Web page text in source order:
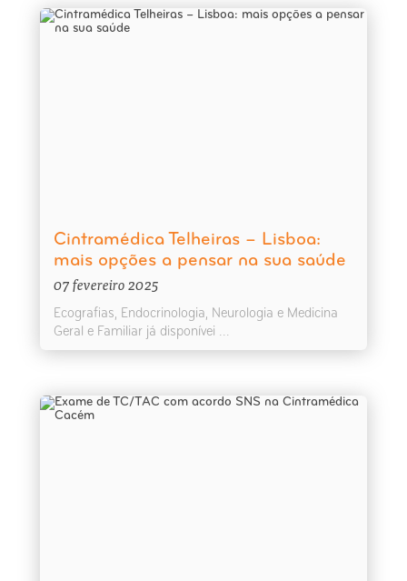
Cintramédica Telheiras – Lisboa:
mais opções a pensar na sua saúde
07 fevereiro 2025
Ecografias, Endocrinologia, Neurologia e Medicina
Geral e Familiar já disponívei ...